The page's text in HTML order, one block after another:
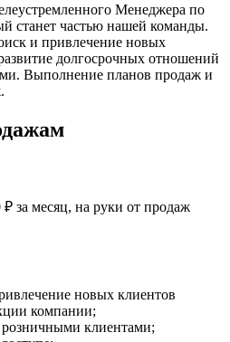
Менеджера по
станет частью нашей команды.
и привлечение новых
долгосрочных отношений
Выполнение планов продаж и
за месяц, на руки от продаж
новых клиентов
компании;
клиентами;